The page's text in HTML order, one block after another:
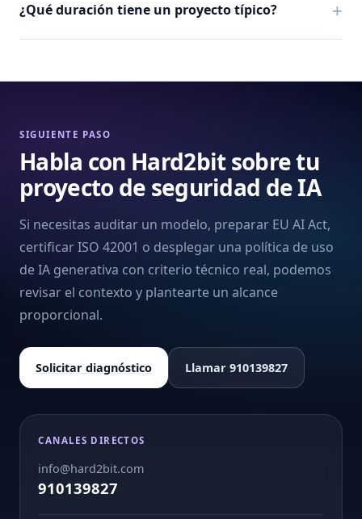
¿Qué duración tiene un proyecto típico?
SIGUIENTE PASO
Habla con Hard2bit sobre tu
proyecto de seguridad de IA
Si necesitas auditar un modelo, preparar EU AI Act,
certificar ISO 42001 o desplegar una política de uso
de IA generativa con criterio técnico real, podemos
revisar el contexto y plantearte un alcance
proporcional.
Solicitar diagnóstico Llamar 910139827
CANALES DIRECTOS
info@hard2bit.com
910139827